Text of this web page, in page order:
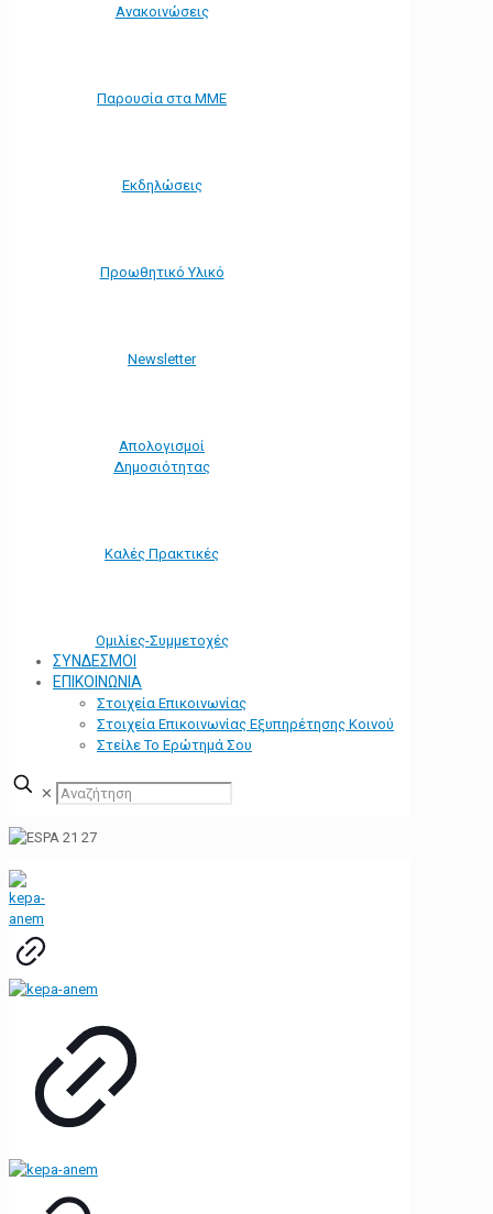
Ανακοινώσεις
Παρουσία στα ΜΜΕ
Εκδηλώσεις
Προωθητικό Υλικό
Νewsletter
Απολογισμοί
Δημοσιότητας
Καλές Πρακτικές
Ομιλίες-Συμμετοχές
ΣΥΝΔΕΣΜΟΙ
ΕΠΙΚΟΙΝΩΝΙΑ
Στοιχεία Επικοινωνίας
Στοιχεία Επικοινωνίας Εξυπηρέτησης Κοινού
Στείλε Το Ερώτημά Σου
✕